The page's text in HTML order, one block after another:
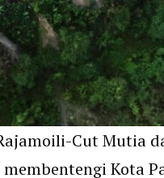
Cut Mutia
Kota